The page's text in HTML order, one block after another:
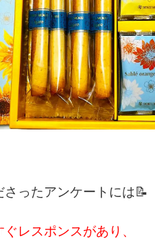
ったアンケートには📝
レスポンスがあり、